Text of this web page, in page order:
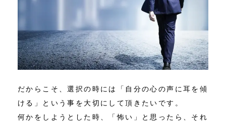
だからこそ、選択の時には「自分の心の声に耳を傾
ける」という事を大切にして頂きたいです。
何かをしようとした時、「怖い」と思ったら、それ